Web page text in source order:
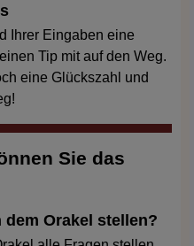
Ihrer Eingaben eine
Tip mit auf den Weg.
eine Glückszahl und
Sie das
Orakel stellen?